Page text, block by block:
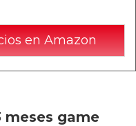
en Amazon
meses game